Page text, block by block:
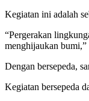
Kegiatan ini adalah
“Pergerakan
menghijaukan bumi,”
Dengan bersepeda,
Kegiatan bersepeda